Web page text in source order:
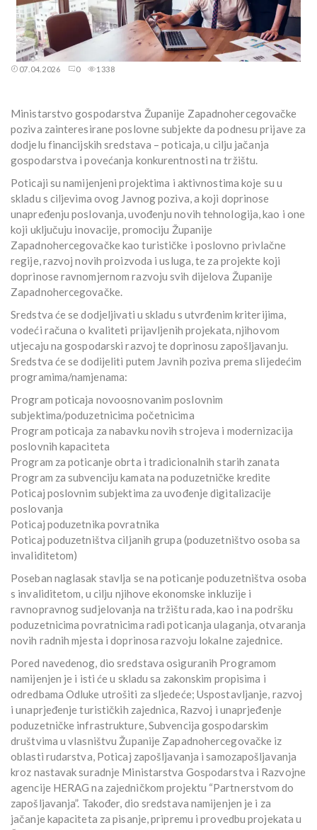
07.04.2026 0 1338
Ministarstvo gospodarstva Županije Zapadnohercegovačke
poziva zainteresirane poslovne subjekte da podnesu prijave za
dodjelu financijskih sredstava – poticaja, u cilju jačanja
gospodarstva i povećanja konkurentnosti na tržištu.
Poticaji su namijenjeni projektima i aktivnostima koje su u
skladu s ciljevima ovog Javnog poziva, a koji doprinose
unapređenju poslovanja, uvođenju novih tehnologija, kao i one
koji uključuju inovacije, promociju Županije
Zapadnohercegovačke kao turističke i poslovno privlačne
regije, razvoj novih proizvoda i usluga, te za projekte koji
doprinose ravnomjernom razvoju svih dijelova Županije
Zapadnohercegovačke.
Sredstva će se dodjeljivati u skladu s utvrđenim kriterijima,
vodeći računa o kvaliteti prijavljenih projekata, njihovom
utjecaju na gospodarski razvoj te doprinosu zapošljavanju.
Sredstva će se dodijeliti putem Javnih poziva prema slijedećim
programima/namjenama:
Program poticaja novoosnovanim poslovnim
subjektima/poduzetnicima početnicima
Program poticaja za nabavku novih strojeva i modernizacija
poslovnih kapaciteta
Program za poticanje obrta i tradicionalnih starih zanata
Program za subvenciju kamata na poduzetničke kredite
Poticaj poslovnim subjektima za uvođenje digitalizacije
poslovanja
Poticaj poduzetnika povratnika
Poticaj poduzetništva ciljanih grupa (poduzetništvo osoba sa
invaliditetom)
Poseban naglasak stavlja se na poticanje poduzetništva osoba
s invaliditetom, u cilju njihove ekonomske inkluzije i
ravnopravnog sudjelovanja na tržištu rada, kao i na podršku
poduzetnicima povratnicima radi poticanja ulaganja, otvaranja
novih radnih mjesta i doprinosa razvoju lokalne zajednice.
Pored navedenog, dio sredstava osiguranih Programom
namijenjen je i isti će u skladu sa zakonskim propisima i
odredbama Odluke utrošiti za sljedeće; Uspostavljanje, razvoj
i unaprjeđenje turističkih zajednica, Razvoj i unaprjeđenje
poduzetničke infrastrukture, Subvencija gospodarskim
društvima u vlasništvu Županije Zapadnohercegovačke iz
oblasti rudarstva, Poticaj zapošljavanja i samozapošljavanja
kroz nastavak suradnje Ministarstva Gospodarstva i Razvojne
agencije HERAG na zajedničkom projektu “Partnerstvom do
zapošljavanja”. Također, dio sredstava namijenjen je i za
jačanje kapaciteta za pisanje, pripremu i provedbu projekata u